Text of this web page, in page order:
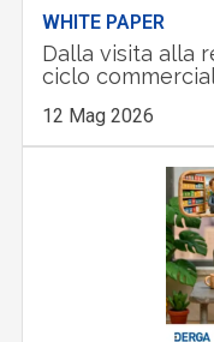
WHITE PAPER
Dalla visita alla
ciclo
12 Mag 2026